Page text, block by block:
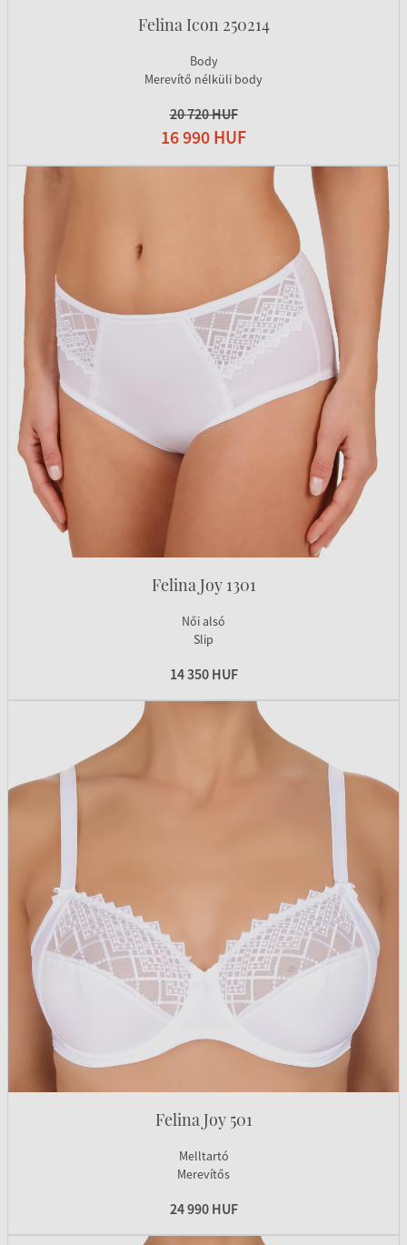
Felina Icon 250214
Body
Merevítő nélküli body
20 720 HUF
16 990 HUF
Felina Joy 1301
Női alsó
Slip
14 350 HUF
Felina Joy 501
Melltartó
Merevítős
24 990 HUF